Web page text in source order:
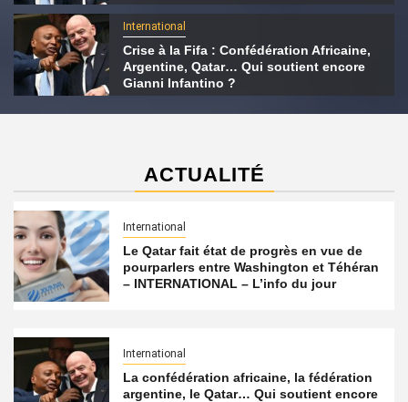
International
Crise à la Fifa : Confédération Africaine,
Argentine, Qatar… Qui soutient encore
Gianni Infantino ?
ACTUALITÉ
International
Le Qatar fait état de progrès en vue de
pourparlers entre Washington et Téhéran
– INTERNATIONAL – L’info du jour
International
La confédération africaine, la fédération
argentine, le Qatar… Qui soutient encore